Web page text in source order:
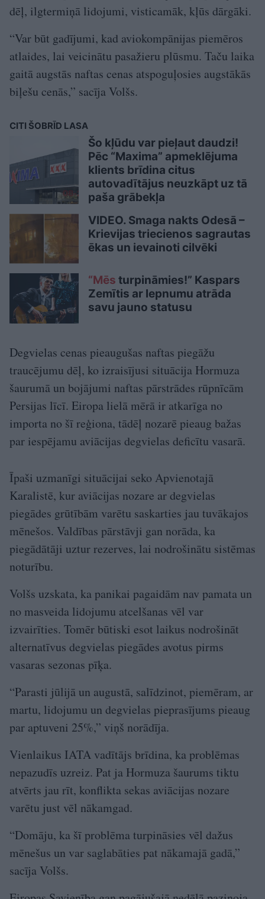
dēļ, ilgtermiņā lidojumi, visticamāk, kļūs dārgāki.
“Var būt gadījumi, kad aviokompānijas piemēros
atlaides, lai veicinātu pasažieru plūsmu. Taču laika
gaitā augstās naftas cenas atspoguļosies augstākās
biļešu cenās,” sacīja Volšs.
CITI ŠOBRĪD LASA
Šo kļūdu var pieļaut daudzi!
Pēc “Maxima” apmeklējuma
klients brīdina citus
autovadītājus neuzkāpt uz tā
paša grābekļa
VIDEO. Smaga nakts Odesā –
Krievijas triecienos sagrautas
ēkas un ievainoti cilvēki
“Mēs turpināmies!” Kaspars
Zemītis ar lepnumu atrāda
savu jauno statusu
Degvielas cenas pieaugušas naftas piegāžu
traucējumu dēļ, ko izraisījusi situācija Hormuza
šaurumā un bojājumi naftas pārstrādes rūpnīcām
Persijas līcī. Eiropa lielā mērā ir atkarīga no
importa no šī reģiona, tādēļ nozarē pieaug bažas
par iespējamu aviācijas degvielas deficītu vasarā.
Īpaši uzmanīgi situācijai seko Apvienotajā
Karalistē, kur aviācijas nozare ar degvielas
piegādes grūtībām varētu saskarties jau tuvākajos
mēnešos. Valdības pārstāvji gan norāda, ka
piegādātāji uztur rezerves, lai nodrošinātu sistēmas
noturību.
Volšs uzskata, ka panikai pagaidām nav pamata un
no masveida lidojumu atcelšanas vēl var
izvairīties. Tomēr būtiski esot laikus nodrošināt
alternatīvus degvielas piegādes avotus pirms
vasaras sezonas pīķa.
“Parasti jūlijā un augustā, salīdzinot, piemēram, ar
martu, lidojumu un degvielas pieprasījums pieaug
par aptuveni 25%,” viņš norādīja.
Vienlaikus IATA vadītājs brīdina, ka problēmas
nepazudīs uzreiz. Pat ja Hormuza šaurums tiktu
atvērts jau rīt, konflikta sekas aviācijas nozare
varētu just vēl nākamgad.
“Domāju, ka šī problēma turpināsies vēl dažus
mēnešus un var saglabāties pat nākamajā gadā,”
sacīja Volšs.